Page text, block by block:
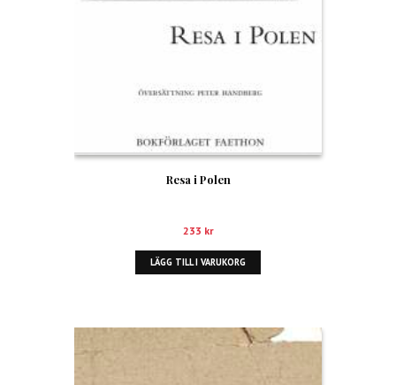
Resa i Polen
233 kr
LÄGG TILL I VARUKORG